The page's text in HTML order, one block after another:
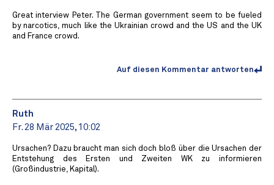
Great interview Peter. The German government seem to be fueled
by narcotics, much like the Ukrainian crowd and the US and the UK
and France crowd.
Auf diesen Kommentar antworten
Ruth
Fr. 28 Mär 2025, 10:02
Ursachen? Dazu braucht man sich doch bloß über die Ursachen der
Entstehung des Ersten und Zweiten WK zu informieren
(Großindustrie, Kapital).